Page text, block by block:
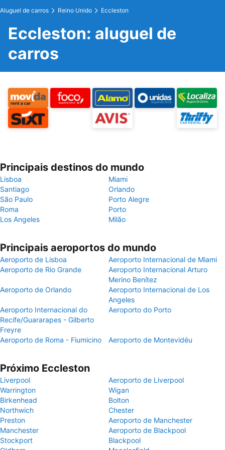
Aluguel de carros Reino Unido Eccleston
Eccleston: aluguel de
carros
Principais destinos do mundo
Lisboa
Miami
Santiago
Orlando
São Paulo
Porto Alegre
Roma
Porto
Los Angeles
Milão
Principais aeroportos do mundo
Aeroporto de Lisboa
Aeroporto Internacional de Miami
Aeroporto de Rio Grande
Aeroporto Internacional Arturo
Merino Benítez
Aeroporto de Orlando
Aeroporto Internacional de Los
Angeles
Aeroporto Internacional do
Recife/Guararapes - Gilberto
Freyre
Aeroporto do Porto
Aeroporto de Roma - Fiumicino Aeroporto de Montevidéu
Próximo Eccleston
Liverpool
Aeroporto de Liverpool
Warrington
Wigan
Birkenhead
Bolton
Northwich
Chester
Preston
Aeroporto de Manchester
Manchester
Aeroporto de Blackpool
Stockport
Blackpool